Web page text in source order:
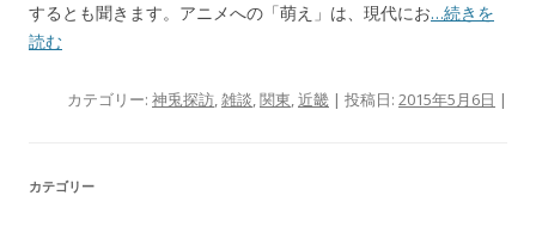
するとも聞きます。アニメへの「萌え」は、現代にお…続きを
読む
カテゴリー: 神兎探訪,雑談,関東,近畿 | 投稿日: 2015年5月6日 |
カテゴリー